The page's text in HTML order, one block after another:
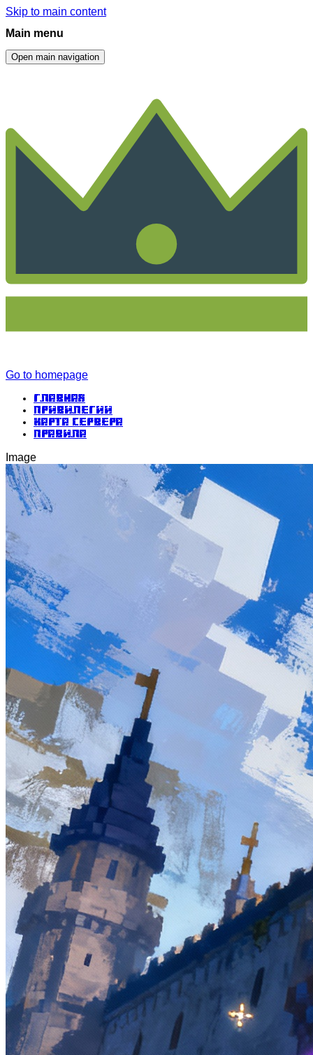
Skip to main content
Main menu
Open main navigation
Go to homepage
Главная
Привилегии
Карта сервера
Правила
Image